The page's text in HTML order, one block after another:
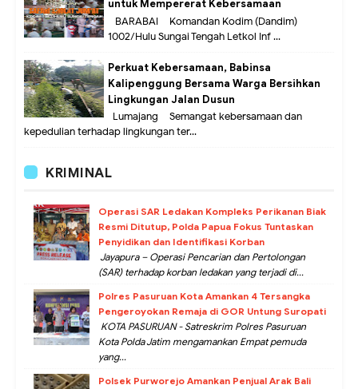
untuk Mempererat Kebersamaan
BARABAI – Komandan Kodim (Dandim)
1002/Hulu Sungai Tengah Letkol Inf ...
Perkuat Kebersamaan, Babinsa
Kalipenggung Bersama Warga Bersihkan
Lingkungan Jalan Dusun
Lumajang – Semangat kebersamaan dan
kepedulian terhadap lingkungan ter...
KRIMINAL
Operasi SAR Ledakan Kompleks Perikanan Biak
Resmi Ditutup, Polda Papua Fokus Tuntaskan
Penyidikan dan Identifikasi Korban
Jayapura – Operasi Pencarian dan Pertolongan
(SAR) terhadap korban ledakan yang terjadi di...
Polres Pasuruan Kota Amankan 4 Tersangka
Pengeroyokan Remaja di GOR Untung Suropati
KOTA PASURUAN - Satreskrim Polres Pasuruan
Kota Polda Jatim mengamankan Empat pemuda
yang...
Polsek Purworejo Amankan Penjual Arak Bali